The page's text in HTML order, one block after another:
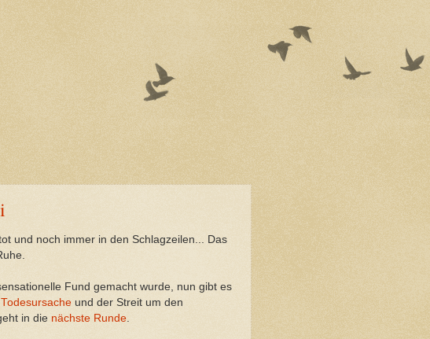
und noch immer in den Schlagzeilen... Das
Fund gemacht wurde, nun gibt es
Todesursache und der Streit um den
in die nächste Runde